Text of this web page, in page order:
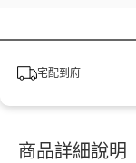
宅配到府
商品詳細說明